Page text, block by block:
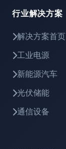
行业解决方案
解决方案首页
工业电源
新能源汽车
光伏储能
通信设备